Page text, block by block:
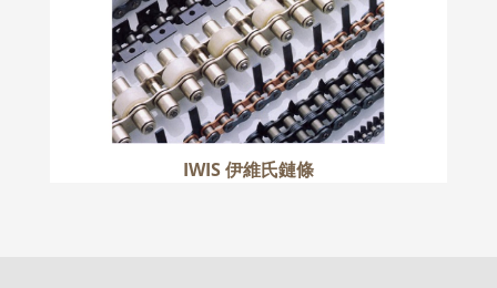
IWIS 伊維氏鏈條